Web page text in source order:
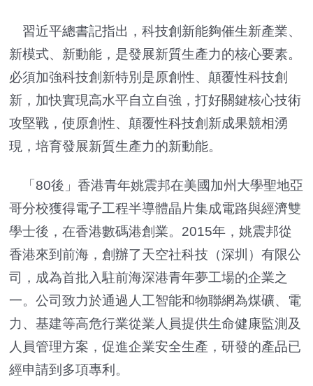
習近平總書記指出，科技創新能夠催生新產業、
新模式、新動能，是發展新質生產力的核心要素。
必須加強科技創新特別是原創性、顛覆性科技創
新，加快實現高水平自立自強，打好關鍵核心技術
攻堅戰，使原創性、顛覆性科技創新成果競相湧
現，培育發展新質生產力的新動能。
「80後」香港青年姚震邦在美國加州大學聖地亞
哥分校獲得電子工程半導體晶片集成電路與經濟雙
學士後，在香港數碼港創業。2015年，姚震邦從
香港來到前海，創辦了天空社科技（深圳）有限公
司，成為首批入駐前海深港青年夢工場的企業之
一。公司致力於通過人工智能和物聯網為煤礦、電
力、基建等高危行業從業人員提供生命健康監測及
人員管理方案，促進企業安全生產，研發的產品已
經申請到多項專利。